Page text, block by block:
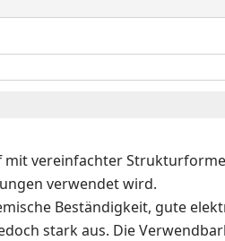
vereinfachter
verwendet wird.
Beständigkeit, gute
stark aus. Die